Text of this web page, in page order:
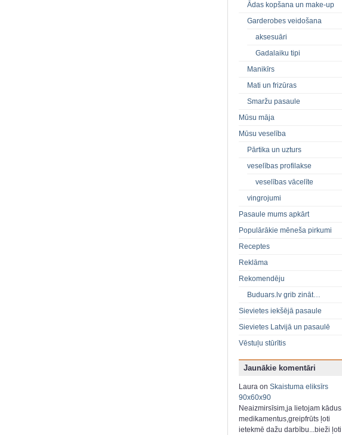
Ādas kopšana un make-up
Garderobes veidošana
aksesuāri
Gadalaiku tipi
Manikīrs
Mati un frizūras
Smaržu pasaule
Mūsu māja
Mūsu veselība
Pārtika un uzturs
veselības profilakse
veselības vācelīte
vingrojumi
Pasaule mums apkārt
Populārākie mēneša pirkumi
Receptes
Reklāma
Rekomendēju
Buduars.lv grib zināt…
Sievietes iekšējā pasaule
Sievietes Latvijā un pasaulē
Vēstuļu stūrītis
Jaunākie komentāri
Laura on Skaistuma eliksīrs
90x60x90
Neaizmirsīsim,ja lietojam kādus
medikamentus,greipfrūts ļoti
ietekmē dažu darbību...bieži ļoti